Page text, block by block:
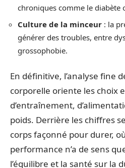
chroniques comme le diabète
Culture de la minceur : la
générer des troubles, entre
grossophobie.
En définitive, l’analyse fine
corporelle oriente les choix
d’entraînement,
poids. Derrière les chiffres
corps façonné pour durer,
performance n’a de sens
l’équilibre et la santé sur la